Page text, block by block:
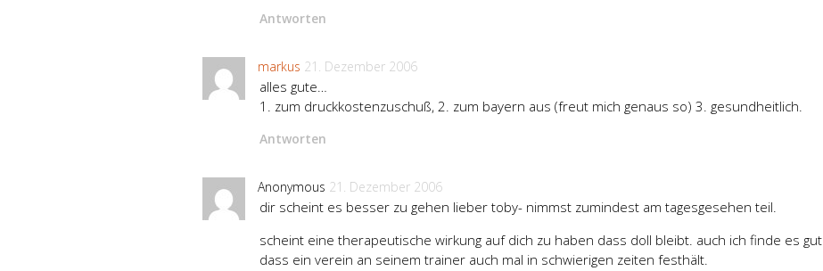
Antworten
markus 21. Dezember 2006
alles gute…
1. zum druckkostenzuschuß, 2. zum bayern aus (freut mich genaus so) 3. gesundheitlich.
Antworten
Anonymous 21. Dezember 2006
dir scheint es besser zu gehen lieber toby- nimmst zumindest am tagesgesehen teil.
scheint eine therapeutische wirkung auf dich zu haben dass doll bleibt. auch ich finde es gut
dass ein verein an seinem trainer auch mal in schwierigen zeiten festhält.